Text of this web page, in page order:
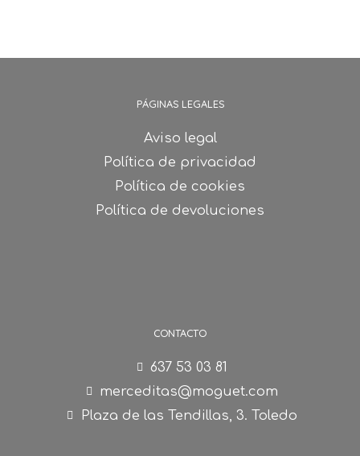
CONTACTO
637 53 03 81
merceditas@moguet.com
Plaza de las Tendillas, 3. Toledo
PÁGINAS LEGALES
Aviso legal
Política de privacidad
Política de cookies
Política de devoluciones